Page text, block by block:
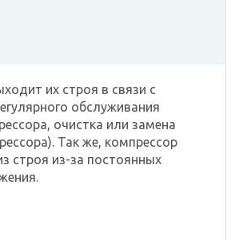
их строя в связи с
обслуживания
очистка или замена
Так же, компрессор
строя из-за постоянных